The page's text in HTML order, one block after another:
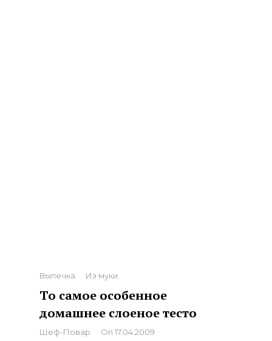
Categories
Выпечка Из муки
То самое особенное
домашнее слоеное тесто
By
Шеф-Повар On 17.04.2009